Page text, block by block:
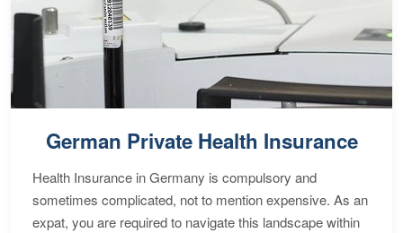
German Private Health Insurance
Health Insurance in Germany is compulsory and
sometimes complicated, not to mention expensive. As an
expat, you are required to navigate this landscape within